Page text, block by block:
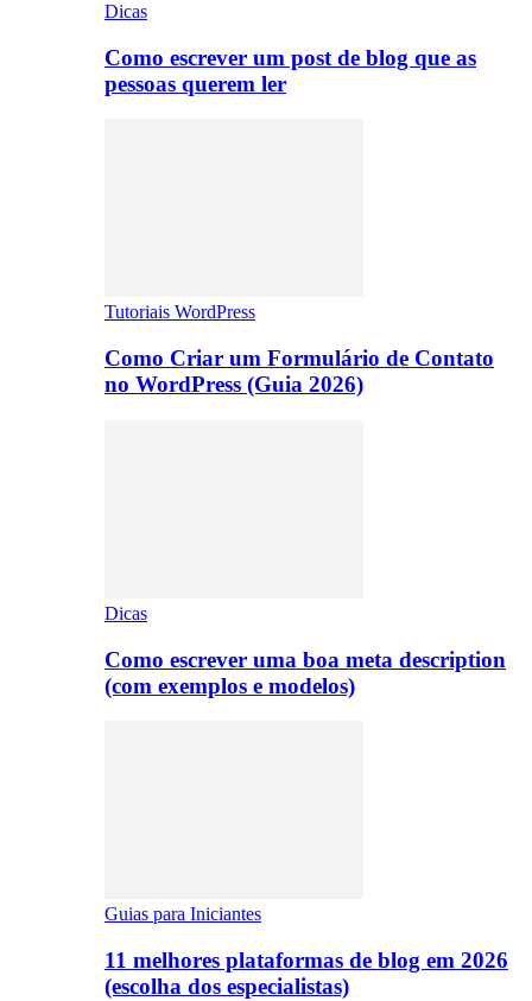
Dicas
Como escrever um post de blog que as
pessoas querem ler
Tutoriais WordPress
Como Criar um Formulário de Contato
no WordPress (Guia 2026)
Dicas
Como escrever uma boa meta description
(com exemplos e modelos)
Guias para Iniciantes
11 melhores plataformas de blog em 2026
(escolha dos especialistas)